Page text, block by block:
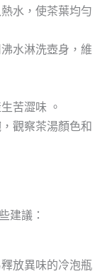
水，使茶葉均勻
水淋洗壺身，維
苦澀味 。
觀察茶湯顏色和
建議：
放異味的冷泡瓶